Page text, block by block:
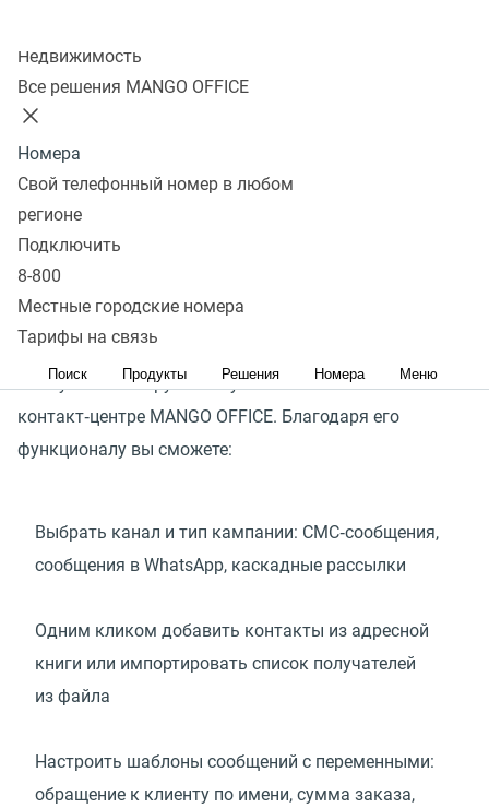
Недвижимость
Все решения MANGO OFFICE
Номера
Свой телефонный номер в любом
регионе
Подключить
8-800
Местные городские номера
Тарифы на связь
Поиск Продукты Решения Номера Меню
с клиентами в мессенджерах, становятся очевидны
недостатки массовых веерных рассылок.
Стандартные обезличенные сообщения и навязчивая
частота только отталкивают, особенно если
их содержание не соответствует интересам клиентов.
Мессенджер‑маркетинг MANGO OFFICE позволит легко
создавать рассылки на большую базу контактов
и анализировать эффективность этих кампаний. Вам
не потребуется интеграций со сторонними сервисами:
все нужные инструменты уже есть в Омниканальном
контакт‑центре MANGO OFFICE. Благодаря его
функционалу вы сможете:
Выбрать канал и тип кампании: СМС‑сообщения,
сообщения в WhatsApp, каскадные рассылки
Одним кликом добавить контакты из адресной
книги или импортировать список получателей
из файла
Настроить шаблоны сообщений с переменными:
обращение к клиенту по имени, сумма заказа,